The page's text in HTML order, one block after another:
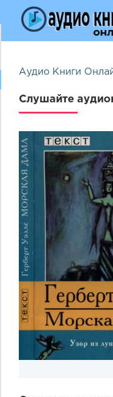
Аудио Книги
Слушайте